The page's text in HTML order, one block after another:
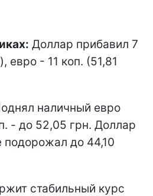
Доллар прибавил 7
евро - 11 коп. (51,81
наличный евро
- до 52,05 грн. Доллар
подорожал до 44,10
стабильный курс